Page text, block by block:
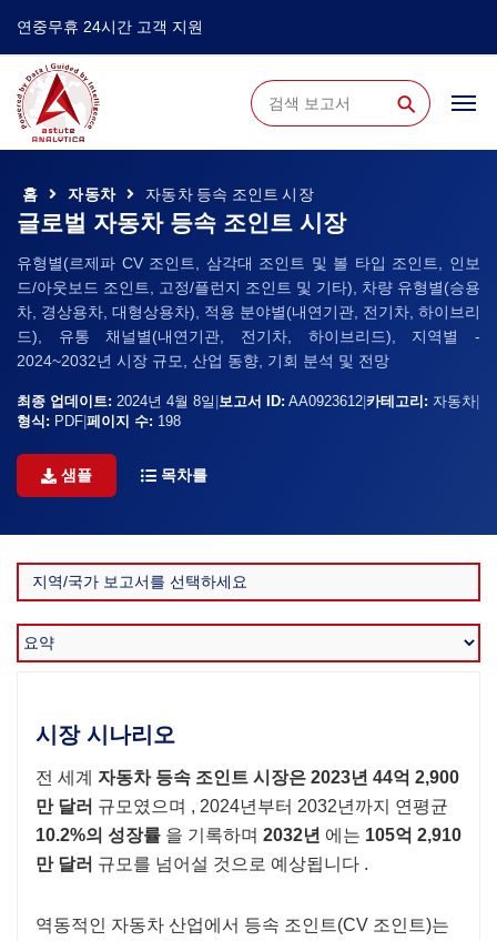
연중무휴 24시간 고객 지원
⚲
홈 자동차 자동차 등속 조인트 시장
글로벌 자동차 등속 조인트 시장
유형별(르제파 CV 조인트, 삼각대 조인트 및 볼 타입 조인트, 인보
드/아웃보드 조인트, 고정/플런지 조인트 및 기타), 차량 유형별(승용
차, 경상용차, 대형상용차), 적용 분야별(내연기관, 전기차, 하이브리
드), 유통 채널별(내연기관, 전기차, 하이브리드), 지역별 -
2024~2032년 시장 규모, 산업 동향, 기회 분석 및 전망
최종 업데이트: 2024년 4월 8일 보고서 ID: AA0923612 카테고리: 자동차
형식: PDF 페이지 수: 198
샘플 목차를
시장 시나리오
전 세계 자동차 등속 조인트 시장은 2023년 44억 2,900
만 달러 규모였으며 , 2024년부터 2032년까지 연평균
10.2%의 성장률 을 기록하며 2032년 에는 105억 2,910
만 달러 규모를 넘어설 것으로 예상됩니다 .
역동적인 자동차 산업에서 등속 조인트(CV 조인트)는